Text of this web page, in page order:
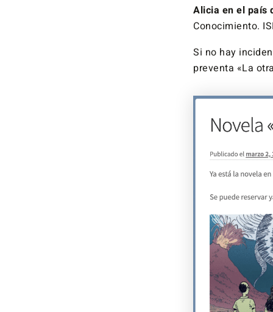
Alicia en el país
Conocimiento.
Si no hay
preventa «La